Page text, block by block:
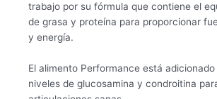
trabajo por su fórmula que contiene el
de grasa y proteína para proporcionar
y energía.
El alimento Performance está
niveles de glucosamina y condroitina